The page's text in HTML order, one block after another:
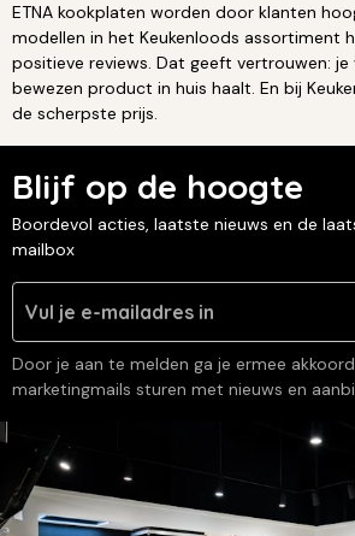
ETNA kookplaten worden door klanten
modellen in het Keukenloods assortiment
positieve reviews. Dat geeft vertrouwen:
bewezen product in huis haalt. En bij
de scherpste prijs.
Blijf op de hoogte
Boordevol acties, laatste nieuws en de
mailbox
Door je aan te melden ga je ermee
marketingmails sturen met nieuws en